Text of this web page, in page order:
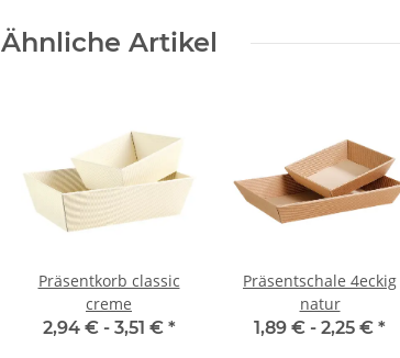
Ähnliche Artikel
Präsentkorb classic
creme
2,94 € - 3,51 € *
Präsentschale 4eckig
natur
1,89 € - 2,25 € *